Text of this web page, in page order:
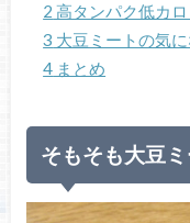
2 高タンパク低カ
3 大豆ミートの気
4 まとめ
そもそも大豆